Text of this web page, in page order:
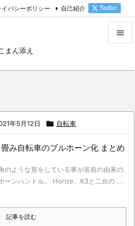
まん添え


検索
イバシーポリシー 自己紹介 Twitter
年5月12日  自転車
み自転車のブルホーン化 まとめ
のような形をしている事が名前の由来の
ーンハンドル。 Horize、K3と二台の ...
記事を読む